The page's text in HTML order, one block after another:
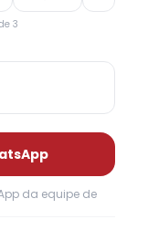
3
da equipe de